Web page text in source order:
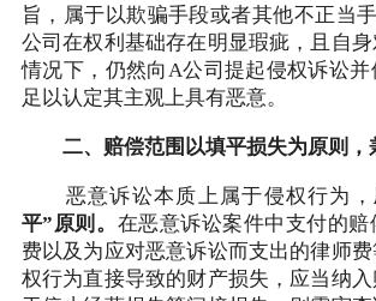
旨，属于以欺骗手段或者其他不正当
公司在权利基础存在明显瑕疵，且自
情况下，仍然向A公司提起侵权诉讼并
足以认定其主观上具有恶意。
二、赔偿范围以填平损失为原则，
恶意诉讼本质上属于侵权行为，
平”原则。 在恶意诉讼案件中支付的赔
费以及为应对恶意诉讼而支出的律师
权行为直接导致的财产损失，应当纳